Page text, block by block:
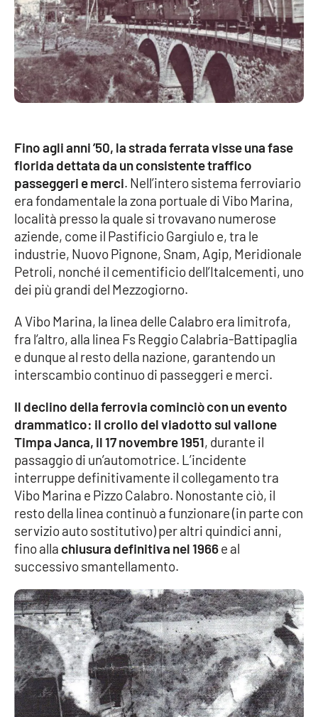
Lacplay.it
Lactv.it
Laconair.it
Lacapitalenews.it
Ilreggino.it
Cosenzachannel.it
Ilvibonese.it
Catanzarochannel.it
APP
Android
Apple
Fino agli anni ’50, la strada ferrata visse una fase
florida dettata da un consistente traffico
passeggeri e merci. Nell’intero sistema ferroviario
era fondamentale la zona portuale di Vibo Marina,
località presso la quale si trovavano numerose
aziende, come il Pastificio Gargiulo e, tra le
industrie, Nuovo Pignone, Snam, Agip, Meridionale
Petroli, nonché il cementificio dell’Italcementi, uno
dei più grandi del Mezzogiorno.
A Vibo Marina, la linea delle Calabro era limitrofa,
fra l’altro, alla linea Fs Reggio Calabria-Battipaglia
e dunque al resto della nazione, garantendo un
interscambio continuo di passeggeri e merci.
Il declino della ferrovia cominciò con un evento
drammatico: il crollo del viadotto sul vallone
Timpa Janca, il 17 novembre 1951, durante il
passaggio di un’automotrice. L’incidente
interruppe definitivamente il collegamento tra
Vibo Marina e Pizzo Calabro. Nonostante ciò, il
resto della linea continuò a funzionare (in parte con
servizio auto sostitutivo) per altri quindici anni,
fino alla chiusura definitiva nel 1966e al
successivo smantellamento.